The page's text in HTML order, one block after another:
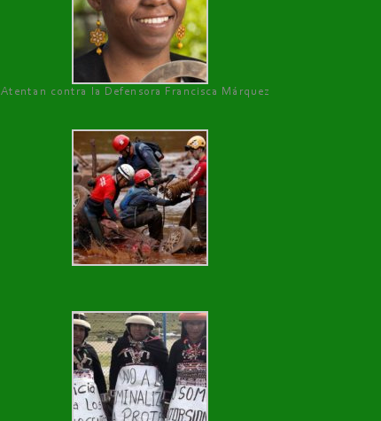
Atentan contra la Defensora Francisca Márquez